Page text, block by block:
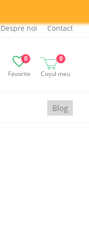
Despre noi Contact
Favorite
0
Coșul meu
0
Blog